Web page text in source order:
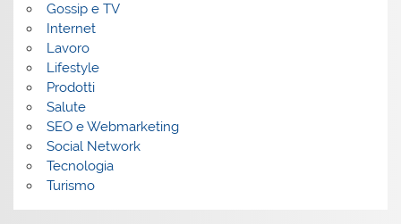
Gossip e TV
Internet
Lavoro
Lifestyle
Prodotti
Salute
SEO e Webmarketing
Social Network
Tecnologia
Turismo